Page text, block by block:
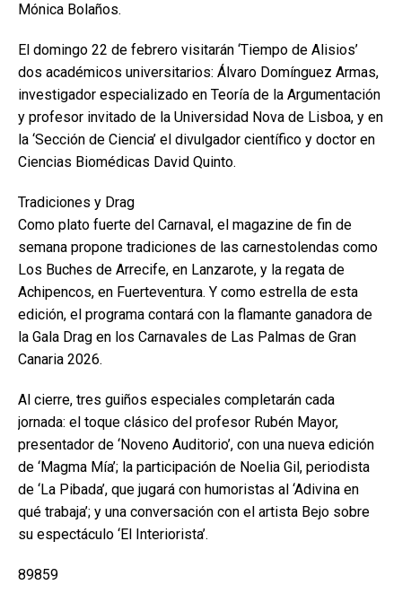
Mónica Bolaños.
El domingo 22 de febrero visitarán ‘Tiempo de Alisios’
dos académicos universitarios: Álvaro Domínguez Armas,
investigador especializado en Teoría de la Argumentación
y profesor invitado de la Universidad Nova de Lisboa, y en
la ‘Sección de Ciencia’ el divulgador científico y doctor en
Ciencias Biomédicas David Quinto.
Tradiciones y Drag
Como plato fuerte del Carnaval, el magazine de fin de
semana propone tradiciones de las carnestolendas como
Los Buches de Arrecife, en Lanzarote, y la regata de
Achipencos, en Fuerteventura. Y como estrella de esta
edición, el programa contará con la flamante ganadora de
la Gala Drag en los Carnavales de Las Palmas de Gran
Canaria 2026.
Al cierre, tres guiños especiales completarán cada
jornada: el toque clásico del profesor Rubén Mayor,
presentador de ‘Noveno Auditorio’, con una nueva edición
de ‘Magma Mía’; la participación de Noelia Gil, periodista
de ‘La Pibada’, que jugará con humoristas al ‘Adivina en
qué trabaja’; y una conversación con el artista Bejo sobre
su espectáculo ‘El Interiorista’.
89859